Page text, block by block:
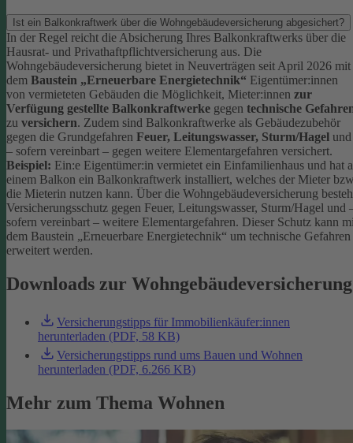
Ist ein Balkonkraftwerk über die Wohngebäudeversicherung abgesichert?
In der Regel reicht die Absicherung Ihres Balkonkraftwerks über die
Hausrat- und Privathaftpflichtversicherung aus. Die
Wohngebäudeversicherung bietet in Neuverträgen seit April 2026 mit
dem Baustein „Erneuerbare Energietechnik“ Eigentümer:innen
von vermieteten Gebäuden die Möglichkeit, Mieter:innen zur
Verfügung gestellte Balkonkraftwerke gegen technische
zu versichern. Zudem sind Balkonkraftwerke als Gebäudezubehör
gegen die Grundgefahren Feuer, Leitungswasser, Sturm/Hagel und
– sofern vereinbart – gegen weitere Elementargefahren versichert.
Beispiel: Ein:e Eigentümer:in vermietet ein Einfamilienhaus und hat
einem Balkon ein Balkonkraftwerk installiert, welches der Mieter
die Mieterin nutzen kann. Über die Wohngebäudeversicherung
Versicherungsschutz gegen Feuer, Leitungswasser, Sturm/Hagel und
sofern vereinbart – weitere Elementargefahren. Dieser Schutz kann
dem Baustein „Erneuerbare Energietechnik“ um technische Gefahren
erweitert werden.
Downloads zur Wohngebäudeversicherung
Versicherungstipps für Immobilienkäufer:innen
herunterladen (PDF, 58 KB)
Versicherungstipps rund ums Bauen und Wohnen
herunterladen (PDF, 6.266 KB)
Mehr zum Thema Wohnen